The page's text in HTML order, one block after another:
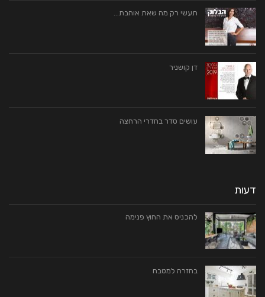
תעשי רק מה שאת אוהבת…
דן קושניר
עושים סדר בחדרי הרחצה
דעות
להכניס את החוץ פנימה
בחזרה למטבח